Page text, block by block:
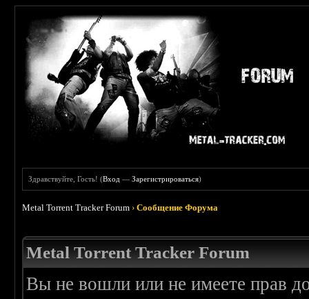
Здравствуйте, Гость! (Вход —Зарегистрироваться)
Metal Torrent Tracker Forum ›Сообщение Форума
Metal Torrent Tracker Forum
Вы не вошли или не имеете прав